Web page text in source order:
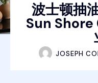
波士顿抽
Sun
JOSEPH